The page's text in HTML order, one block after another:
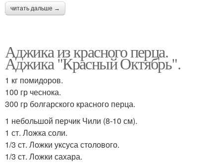
читать дальше →
Аджика из красного перца.
Аджика "Красный Октябрь".
1 кг помидоров.
100 гр чеснока.
300 гр болгарского красного перца.
1 небольшой перчик Чили (8-10 см).
1 ст. Ложка соли.
1/3 ст. Ложки уксуса столового.
1/3 ст. Ложки сахара.